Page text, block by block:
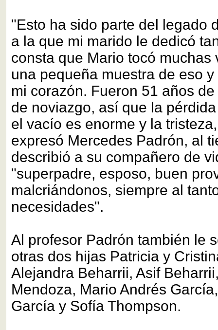
"Esto ha sido parte del legado
a la que mi marido le dedicó
consta que Mario tocó muchas
una pequeña muestra de eso
mi corazón. Fueron 51 años
de noviazgo, así que la
el vacío es enorme y la
expresó Mercedes Padrón, al
describió a su compañero de
"superpadre, esposo, buen
malcriándonos, siempre al
necesidades".
Al profesor Padrón también le
otras dos hijas Patricia y
Alejandra Beharrii, Asif
Mendoza, Mario Andrés
García y Sofía Thompson.